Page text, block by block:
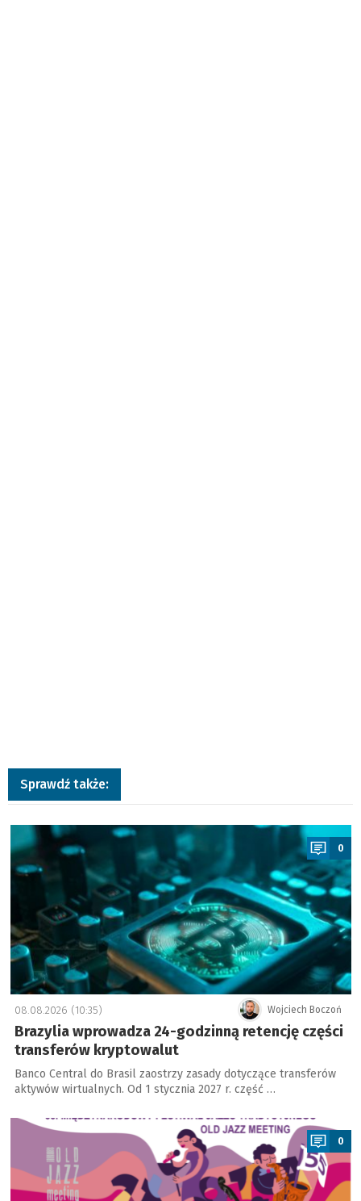
Sprawdź także:
a
0
Wojciech Boczoń
08.08.2026 (10:35)
Brazylia wprowadza 24-godzinną retencję części
transferów kryptowalut
Banco Central do Brasil zaostrzy zasady dotyczące transferów
aktywów wirtualnych. Od 1 stycznia 2027 r. część …
a
0